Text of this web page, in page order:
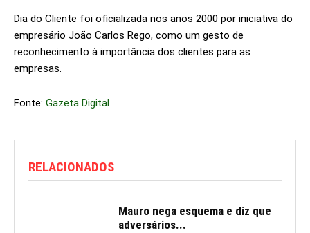
Dia do Cliente foi oficializada nos anos 2000 por iniciativa do
empresário João Carlos Rego, como um gesto de
reconhecimento à importância dos clientes para as
empresas.
Fonte: Gazeta Digital
RELACIONADOS
Mauro nega esquema e diz que
adversários...